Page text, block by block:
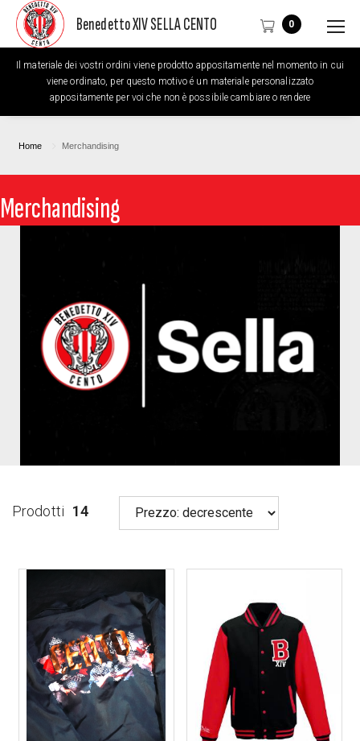
0
Benedetto XIV SELLA CENTO
Il materiale dei vostri ordini viene prodotto appositamente nel momento in cui
viene ordinato, per questo motivo é un materiale personalizzato
appositamente per voi che non è possibile cambiare o rendere
Home Merchandising
Merchandising
Prodotti 14